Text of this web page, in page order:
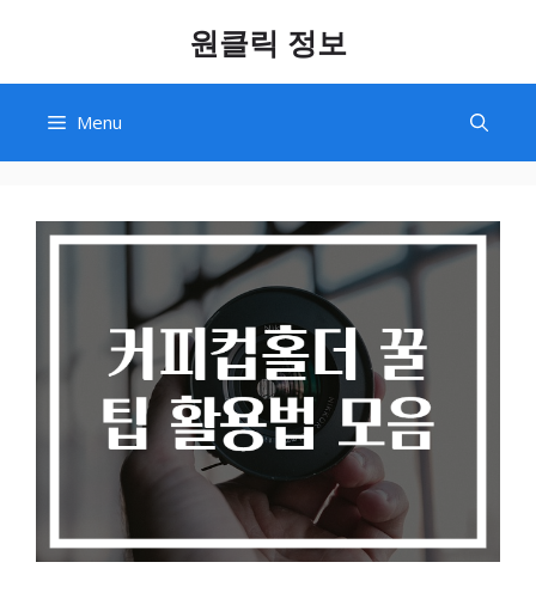
content
원클릭 정보
Menu